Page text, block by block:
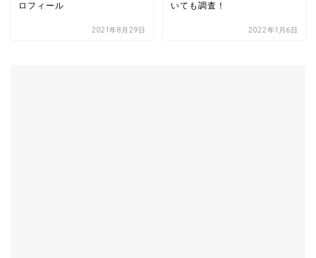
ロフィール
2021年8月29日
いても調査！
2022年1月6日